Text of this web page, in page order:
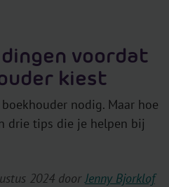
voordat
kiest
nodig. Maar hoe
drie tips die je helpen bij
2024 door Jenny Bjorklof